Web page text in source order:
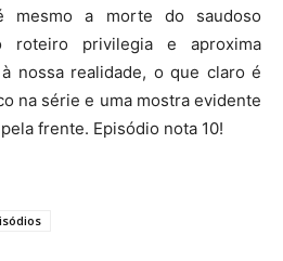
mesmo a morte do saudoso
roteiro privilegia e aproxima
nossa realidade, o que claro é
na série e uma mostra evidente
frente. Episódio nota 10!